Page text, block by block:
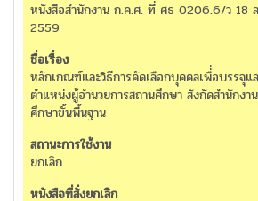
หนังสือสำนักงาน ก.ค.ศ. ที่ ศธ 0206.6/ว 18
2559
หลักเกณฑ์และวิธีการคัดเลือกบุคคลเพื่่อบรรจุแ
ตำแหน่งผู้อำนวยการสถานศึกษา สังกัดสำนักงา
ศึกษาขั้นพื้นฐาน
ยกเลิก